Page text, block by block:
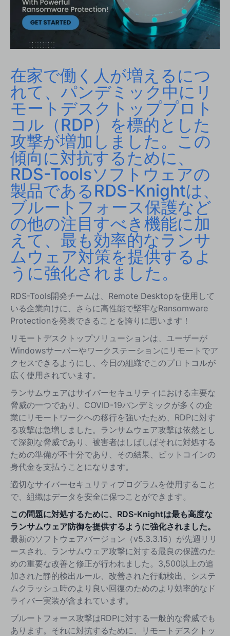
在家で働く人が増えるにつ
れて、パンデミック中にリ
モートデスクトッププロト
コル（RDP）を標的とした
攻撃が増加しました。この
傾向に対抗するために、
RDS-Toolsソフトウェアの
製品であるRDS-Knightは、
ブルートフォース保護など
の他の注目すべき機能に加
えて、最も効率的なランサ
ムウェア対策を提供するよ
うに強化されました。
RDS-Tools開発チームは、Remote Desktopを使用して
いる企業向けに、さらに高性能で堅牢なRansomware
Protectionを発表できることを誇りに思います！
リモートデスクトップソリューションは、ユーザーが
Windowsサーバーやワークステーションにリモートでア
クセスできるようにし、今日の組織でこのプロトコルが
広く使用されています。
ランサムウェアはサイバーセキュリティにおける主要な
脅威の一つであり、COVID-19パンデミックが多くの企
業にリモートワークへの移行を強いたため、RDPに対す
る攻撃は急増しました。ランサムウェア攻撃は依然とし
て深刻な脅威であり、被害者はしばしばそれに対処する
ための準備が不十分であり、その結果、ビットコインの
身代金を支払うことになります。
適切なサイバーセキュリティプログラムを使用すること
で、組織はデータを安全に保つことができます。
この問題に対処するために、RDS-Knightは最も高度な
ランサムウェア防御を提供するように強化されました。
最新のソフトウェアバージョン（v5.3.3.15）が先週リリ
ースされ、ランサムウェア攻撃に対する最良の保護のた
めの重要な改善と修正が行われました。3,500以上の追
加された静的検出ルール、改善された行動検出、システ
ムクラッシュ時のより良い回復のためのより効率的なド
ライバー実装が含まれています。
ブルートフォース攻撃はRDPに対する一般的な脅威でも
あります。それに対抗するために、リモートデスクトッ